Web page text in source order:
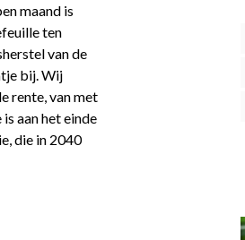
maand is
ten
van de
bij. Wij
rente, van met
aan het einde
die in 2040